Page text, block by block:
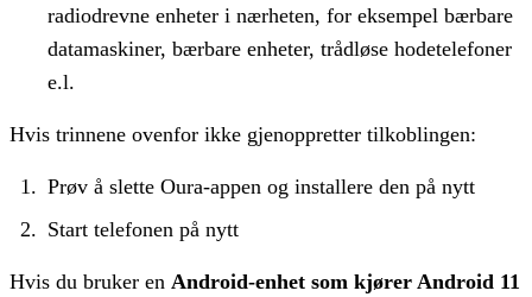
radiodrevne enheter i nærheten, for eksempel bærbare
datamaskiner, bærbare enheter, trådløse hodetelefoner
e.l.
Hvis trinnene ovenfor ikke gjenoppretter tilkoblingen:
Prøv å slette Oura-appen og installere den på nytt
Start telefonen på nytt
Hvis du bruker en Android-enhet som kjører Android 11